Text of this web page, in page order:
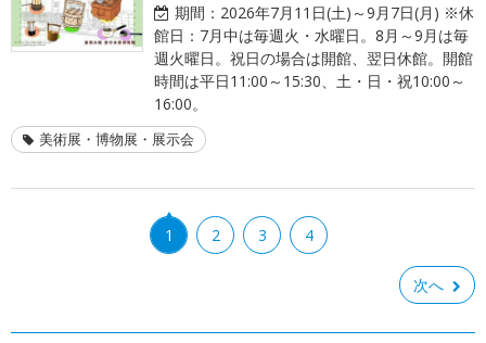
期間： 2026年7月11日(土)～9月7日(月) ※休
館日：7月中は毎週火・水曜日。8月～9月は毎
週火曜日。祝日の場合は開館、翌日休館。開館
時間は平日11:00～15:30、土・日・祝10:00～
16:00。
美術展・博物展・展示会
1 2 3 4
次へ